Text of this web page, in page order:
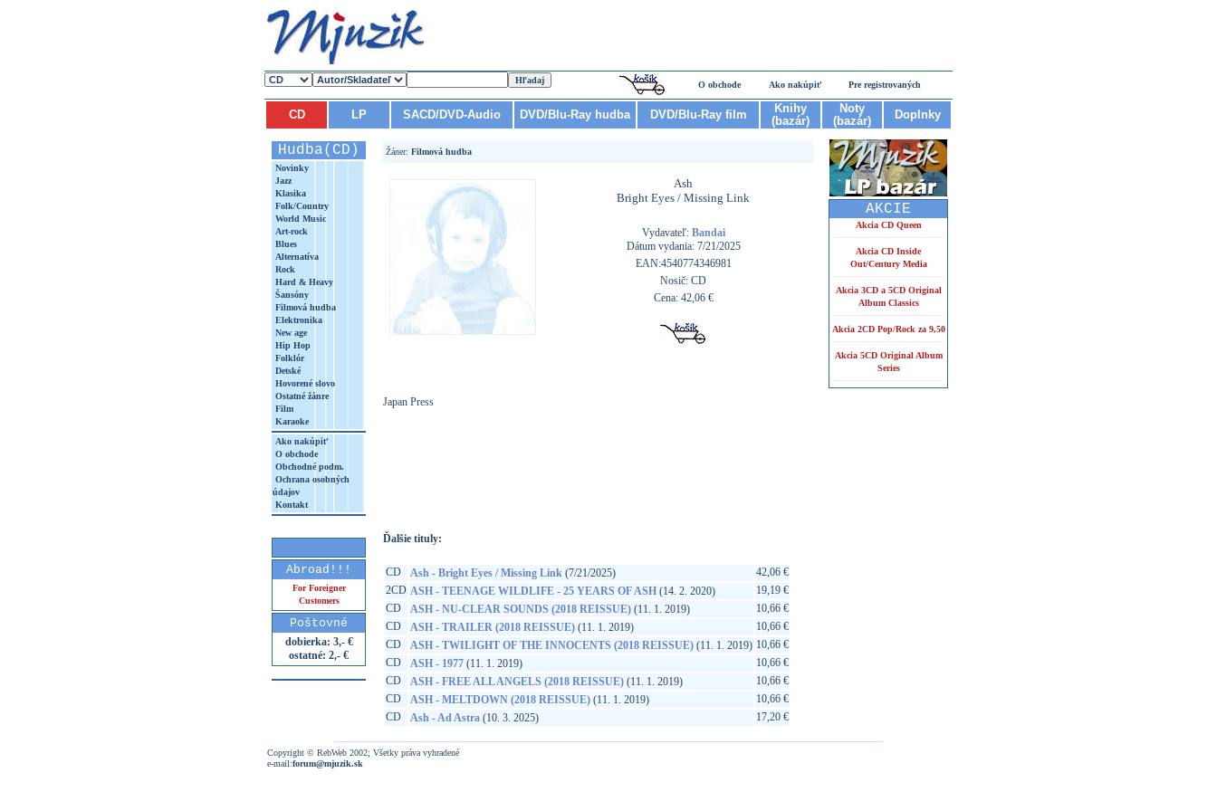
O obchode Ako nakúpiť Pre registrovaných
CD LP SACD/DVD-Audio DVD/Blu-Ray hudba DVD/Blu-Ray film
Knihy
(bazár)
Noty
(bazár)
Doplnky
Hudba(CD)
Novinky
Jazz
Klasika
Folk/Country
World Music
Art-rock
Blues
Alternatíva
Rock
Hard & Heavy
Šansóny
Filmová hudba
Elektronika
New age
Hip Hop
Folklór
Detské
Hovorené slovo
Ostatné žánre
Film
Karaoke
Ako nakúpiť
O obchode
Obchodné podm.
Ochrana osobných
údajov
Kontakt
Abroad!!!
For Foreigner
Customers
Poštovné
dobierka: 3,- €
ostatné: 2,- €
Žáner: Filmová hudba
Ash
Bright Eyes / Missing Link
Vydavateľ: Bandai
Dátum vydania: 7/21/2025
EAN:4540774346981
Nosič: CD
Cena: 42,06 €
Japan Press
Ďalšie tituly:
CD Ash - Bright Eyes / Missing Link (7/21/2025)
42,06 €
2CD ASH - TEENAGE WILDLIFE - 25 YEARS OF ASH (14. 2. 2020)
19,19 €
CD
ASH - NU-CLEAR SOUNDS (2018 REISSUE) (11. 1. 2019)
10,66 €
CD
ASH - TRAILER (2018 REISSUE) (11. 1. 2019)
10,66 €
CD
ASH - TWILIGHT OF THE INNOCENTS (2018 REISSUE) (11. 1. 2019) 10,66 €
CD
ASH - 1977 (11. 1. 2019)
10,66 €
CD
ASH - FREE ALL ANGELS (2018 REISSUE) (11. 1. 2019)
10,66 €
CD
ASH - MELTDOWN (2018 REISSUE) (11. 1. 2019)
10,66 €
CD
Ash - Ad Astra (10. 3. 2025) 17,20 €
AKCIE
Akcia CD Queen
Akcia CD Inside
Out/Century Media
Akcia 3CD a 5CD Original
Album Classics
Akcia 2CD Pop/Rock za 9,50
Akcia 5CD Original Album
Series
Copyright © RebWeb 2002; Všetky práva vyhradené
e-mail:forum@mjuzik.sk